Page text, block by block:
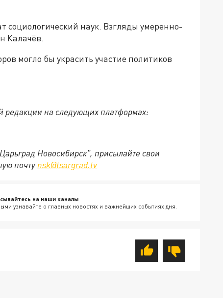
социологический наук. Взгляды умеренно-
Калачёв.
могло бы украсить участие политиков
редакции на следующих платформах:
Новосибирск", присылайте свои
почту nsk@tsargrad.tv
на наши каналы
узнавайте о главных новостях и важнейших событиях дня.